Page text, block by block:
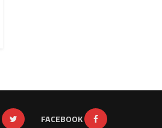
FACEBOOK